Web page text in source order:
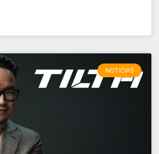
NOTICIAS